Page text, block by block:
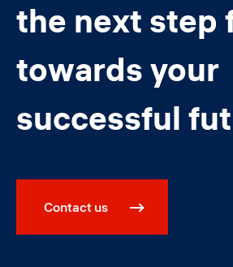
the next step
towards your
successful
Contact us